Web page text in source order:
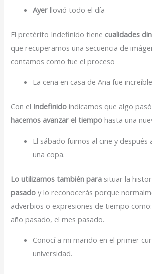
Ayer llovió todo el día
El pretérito Indefinido tiene cualidades
que recuperamos una secuencia de
contamos como fue el proceso
La cena en casa de Ana fue increíble
Con el Indefinidoindicamos que algo
hacemos avanzar el tiempo hasta una
El sábado fuimos al cine y después
una copa.
Lo utilizamos también para situar la
pasado y lo reconocerás porque
adverbios o expresiones de tiempo
año pasado, el mes pasado.
Conocí a mi marido en el primer
universidad.